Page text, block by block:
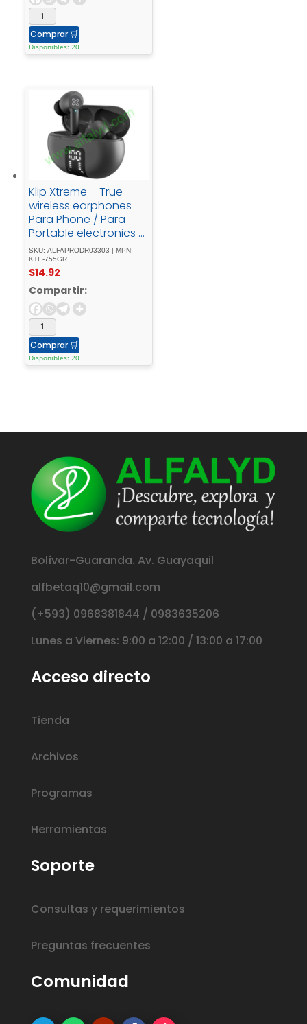
Comprar 🛒
Disponibles: 20
Klip Xtreme – True
wireless earphones –
Para Phone / Para
Portable electronics /
Para Tablet -
Wireless22Hrs - ANC -
Gray
SKU: ALFAPRODR03303 | MPN:
KTE-755GR
$14.92
Compartir:
Comprar 🛒
Disponibles: 20
Bolívar-Guaranda. Av. Guayaquil
alfbetaq10@gmail.com
(+593) 0968381844 / 0983635206
Lunes a Viernes: 9:00 a 12:00 / 13:00 a 17:00
Acceso directo
Tienda
Archivos
Programas
Herramientas
Soporte
Consultas y requerimientos
Preguntas frecuentes
Comunidad